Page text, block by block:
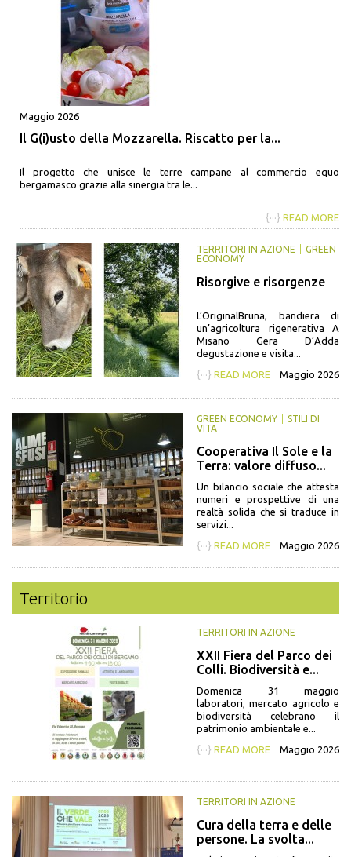
Maggio 2026
Il G(i)usto della Mozzarella. Riscatto per la...
Il progetto che unisce le terre campane al commercio equo
bergamasco grazie alla sinergia tra le...
{···} READ MORE
TERRITORI IN AZIONE
GREEN
ECONOMY
Risorgive e risorgenze
L’OriginalBruna, bandiera di
un’agricoltura rigenerativa A
Misano Gera D’Adda
degustazione e visita...
{···} READ MORE Maggio 2026
GREEN ECONOMY
STILI DI
VITA
Cooperativa Il Sole e la
Terra: valore diffuso...
Un bilancio sociale che attesta
numeri e prospettive di una
realtà solida che si traduce in
servizi...
{···} READ MORE Maggio 2026
Territorio
TERRITORI IN AZIONE
XXII Fiera del Parco dei
Colli. Biodiversità e...
Domenica 31 maggio
laboratori, mercato agricolo e
biodiversità celebrano il
patrimonio ambientale e...
{···} READ MORE Maggio 2026
TERRITORI IN AZIONE
Cura della terra e delle
persone. La svolta...